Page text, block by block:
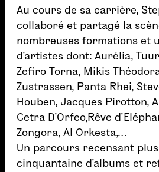
Au cours de sa carrière,
collaboré et partagé la
nombreuses formations et
d’artistes dont: Aurélia,
Zefiro Torna, Mikis
Zustrassen, Panta Rhei,
Houben, Jacques Pirotton,
Cetra D’Orfeo,Rêve
Zongora, Al Orkesta,…
Un parcours recensant plus
cinquantaine d’albums et